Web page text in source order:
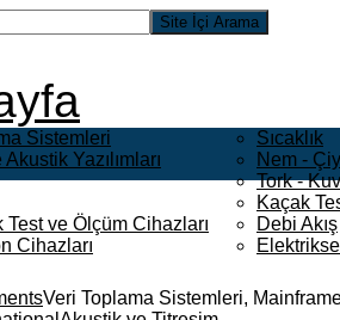
Sistemleri
Yazılımları
Test ve Ölçüm Cihazları
Cihazları
Sıcaklık
Nem -
Tork -
Kaçak
Debi Akış
Veri Toplama Sistemleri,